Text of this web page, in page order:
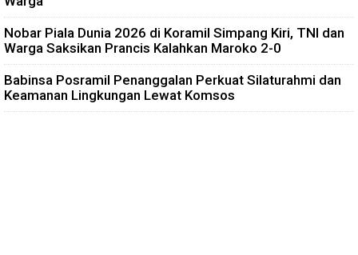
Nobar Piala Dunia 2026 di Koramil Simpang Kiri, TNI dan
Warga Saksikan Prancis Kalahkan Maroko 2-0
Babinsa Posramil Penanggalan Perkuat Silaturahmi dan
Keamanan Lingkungan Lewat Komsos